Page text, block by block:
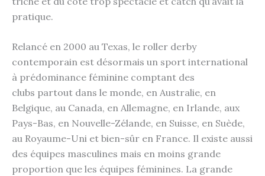
pratique.
Relancé en 2000 au Texas, le roller derby
contemporain est désormais un sport international
à prédominance féminine comptant des
clubs partout dans le monde, en Australie, en
Belgique, au Canada, en Allemagne, en Irlande, aux
Pays-Bas, en Nouvelle-Zélande, en Suisse, en Suède,
au Royaume-Uni et bien-sûr en France. Il existe aussi
des équipes masculines mais en moins grande
proportion que les équipes féminines. La grande